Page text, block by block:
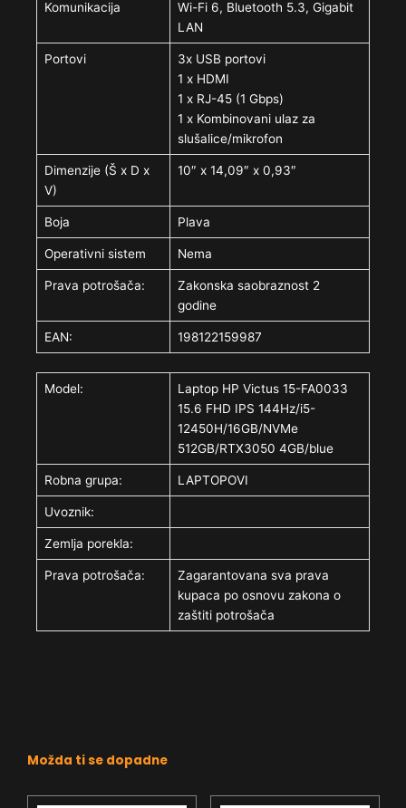
Komunikacija
Wi-Fi 6, Bluetooth 5.3, Gigabit
LAN
Portovi
3x USB portovi
1 x HDMI
1 x RJ-45 (1 Gbps)
1 x Kombinovani ulaz za
slušalice/mikrofon
Dimenzije (Š x D x
V)
10″ x 14,09″ x 0,93″
Boja Plava
Operativni sistem Nema
Prava potrošača:
Zakonska saobraznost 2
godine
EAN: 198122159987
Model:
Laptop HP Victus 15-FA0033
15.6 FHD IPS 144Hz/i5-
12450H/16GB/NVMe
512GB/RTX3050 4GB/blue
Robna grupa: LAPTOPOVI
Uvoznik:
Zemlja porekla:
Prava potrošača:
Zagarantovana sva prava
kupaca po osnovu zakona o
zaštiti potrošača
Možda ti se dopadne